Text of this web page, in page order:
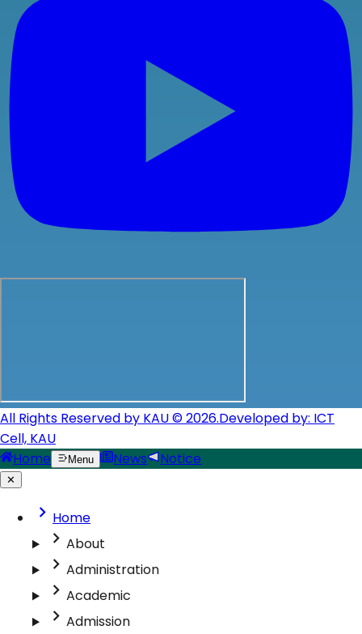
All Rights Reserved by KAU © 2026.Developed by: ICT
Cell, KAU
Home
Menu News Notice
✕
Home
About
Administration
Academic
Admission